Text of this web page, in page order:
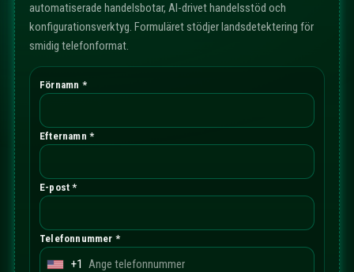
automatiserade handelsbotar, AI-drivet handelsstöd och
konfigurationsverktyg. Formuläret stödjer landsdetektering för
smidig telefonformat.
Förnamn *
Efternamn *
E-post *
Telefonnummer *
+1